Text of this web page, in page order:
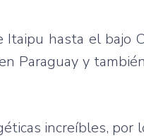
hasta el bajo
Paraguay y
increíbles, por